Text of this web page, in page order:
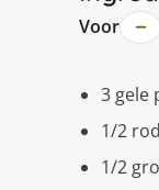
Voor −
3 gele
1/2
1/2